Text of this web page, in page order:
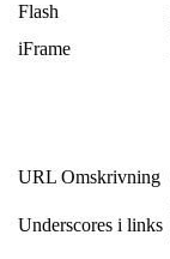
Flash
iFrame
URL Omskrivning
Underscores i links